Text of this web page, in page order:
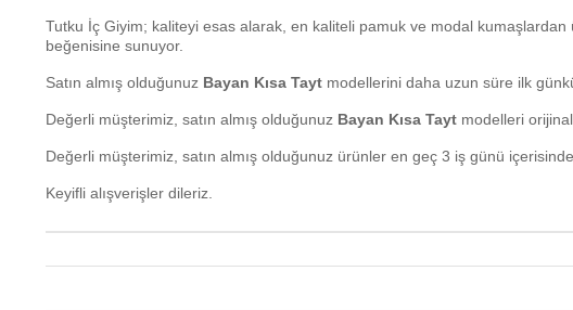
Tutku İç Giyim; kaliteyi esas alarak, en kaliteli pamuk ve modal
beğenisine sunuyor.
Satın almış olduğunuz Bayan Kısa Tayt modellerini daha uzun süre ilk
Değerli müşterimiz, satın almış olduğunuz Bayan Kısa Tayt modelleri
Değerli müşterimiz, satın almış olduğunuz ürünler en geç 3 iş günü
Keyifli alışverişler dileriz.